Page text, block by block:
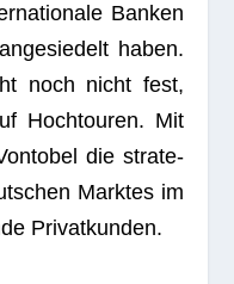
Ban­ken
haben.
noch nicht fest,
Hoch­tou­ren. Mit
die stra­te­
Mark­tes im
Privatkunden.